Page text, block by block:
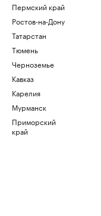
Пермский край
Ростов-на-Дону
Татарстан
Тюмень
Черноземье
Кавказ
Карелия
Мурманск
Приморский
край